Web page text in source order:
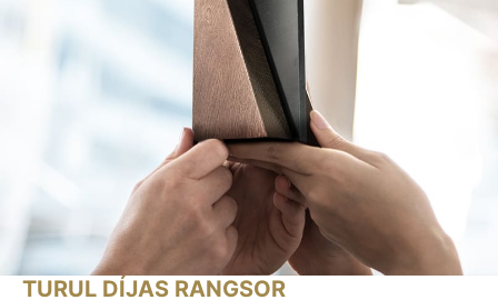
TURUL DÍJAS RANGSOR